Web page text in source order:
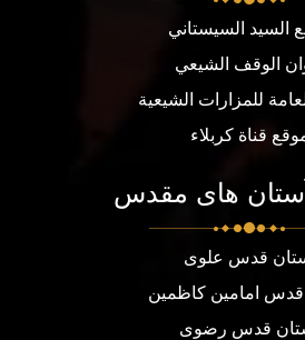
السيد السيستاني
الوقف الشيعي
للمزارات الشيعية
قناة كربلاء
های مقدس
قدس علوی
قدس امامین کاظمین
قدس رضوی